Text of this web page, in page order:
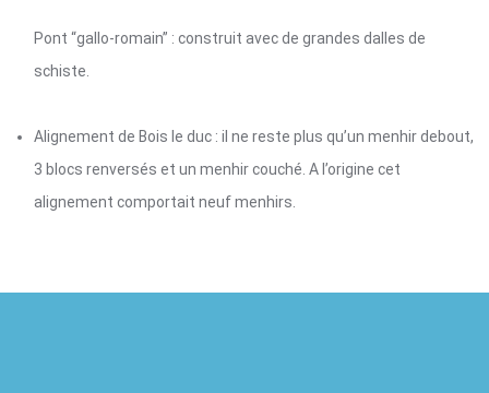
Pont “gallo-romain” : construit avec de grandes dalles de
schiste.
Alignement de Bois le duc : il ne reste plus qu’un menhir debout,
3 blocs renversés et un menhir couché. A l’origine cet
alignement comportait neuf menhirs.